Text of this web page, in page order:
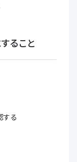
ること
る